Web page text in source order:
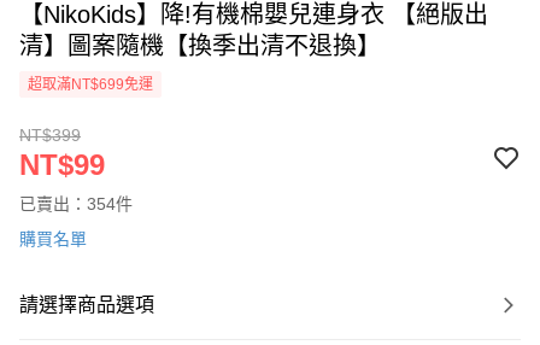
【NikoKids】降!有機棉嬰兒連身衣 【絕版出
清】圖案隨機【換季出清不退換】
超取滿NT$699免運
NT$399
NT$99
已賣出：354件
購買名單
請選擇商品選項